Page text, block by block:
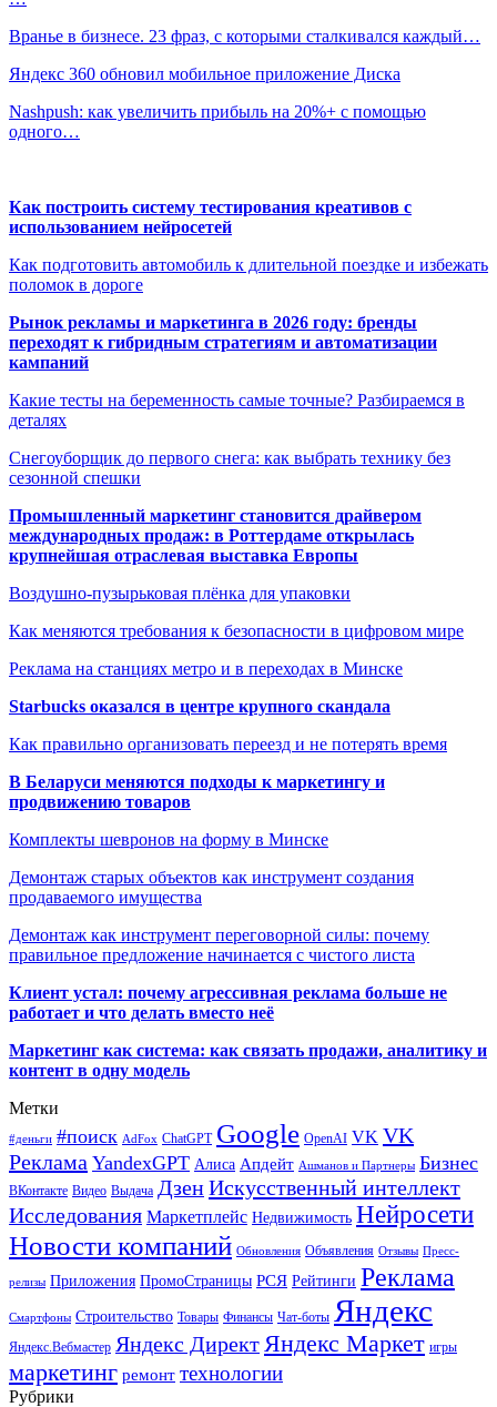
Вранье в бизнесе. 23 фраз, с которыми сталкивался каждый…
Яндекс 360 обновил мобильное приложение Диска
Nashpush: как увеличить прибыль на 20%+ с помощью
одного…
Как построить систему тестирования креативов с
использованием нейросетей
Как подготовить автомобиль к длительной поездке и избежать
поломок в дороге
Рынок рекламы и маркетинга в 2026 году: бренды
переходят к гибридным стратегиям и автоматизации
кампаний
Какие тесты на беременность самые точные? Разбираемся в
деталях
Снегоуборщик до первого снега: как выбрать технику без
сезонной спешки
Промышленный маркетинг становится драйвером
международных продаж: в Роттердаме открылась
крупнейшая отраслевая выставка Европы
Воздушно-пузырьковая плёнка для упаковки
Как меняются требования к безопасности в цифровом мире
Реклама на станциях метро и в переходах в Минске
Starbucks оказался в центре крупного скандала
Как правильно организовать переезд и не потерять время
В Беларуси меняются подходы к маркетингу и
продвижению товаров
Комплекты шевронов на форму в Минске
Демонтаж старых объектов как инструмент создания
продаваемого имущества
Демонтаж как инструмент переговорной силы: почему
правильное предложение начинается с чистого листа
Клиент устал: почему агрессивная реклама больше не
работает и что делать вместо неё
Маркетинг как система: как связать продажи, аналитику и
контент в одну модель
Метки
#деньги #поиск AdFox ChatGPT Google OpenAI VK VK
Реклама YandexGPT Алиса Апдейт Ашманов и Партнеры Бизнес
ВКонтакте Видео Выдача ДзенИскусственный интеллект
Исследования Маркетплейс Недвижимость Нейросети
Новости компаний Обновления Объявления Отзывы Пресс-
релизы Приложения ПромоСтраницы РСЯ Рейтинги Реклама
Смартфоны Строительство Товары Финансы Чат-боты Яндекс
Яндекс.Вебмастер Яндекс Директ Яндекс Маркет игры
маркетинг ремонт технологии
Рубрики